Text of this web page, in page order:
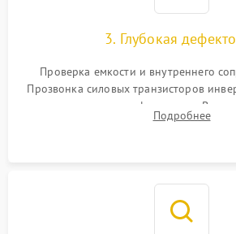
3. Глубокая
Проверка емкости и внутреннего
Прозвонка силовых транзисторов
переключения и трансформатора.
конденсаторов и прогаров на
Подробнее